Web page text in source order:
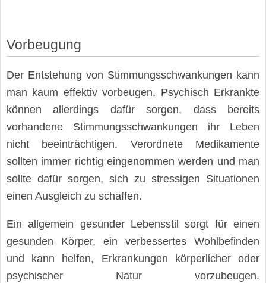
Vorbeugung
Der Entstehung von Stimmungsschwankungen kann
man kaum effektiv vorbeugen. Psychisch Erkrankte
können allerdings dafür sorgen, dass bereits
vorhandene Stimmungsschwankungen ihr Leben
nicht beeinträchtigen. Verordnete Medikamente
sollten immer richtig eingenommen werden und man
sollte dafür sorgen, sich zu stressigen Situationen
einen Ausgleich zu schaffen.
Ein allgemein gesunder Lebensstil sorgt für einen
gesunden Körper, ein verbessertes Wohlbefinden
und kann helfen, Erkrankungen körperlicher oder
psychischer Natur vorzubeugen.